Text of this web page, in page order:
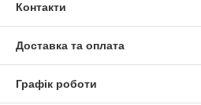
Контакти
Доставка та оплата
Графік роботи